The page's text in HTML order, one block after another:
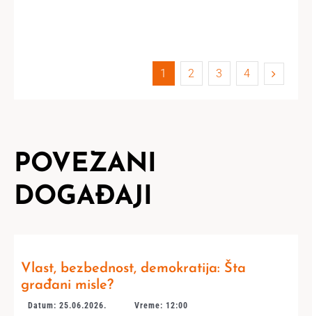
1 2 3 4
POVEZANI
DOGAĐAJI
Vlast, bezbednost, demokratija: Šta
građani misle?
Datum: 25.06.2026. Vreme: 12:00